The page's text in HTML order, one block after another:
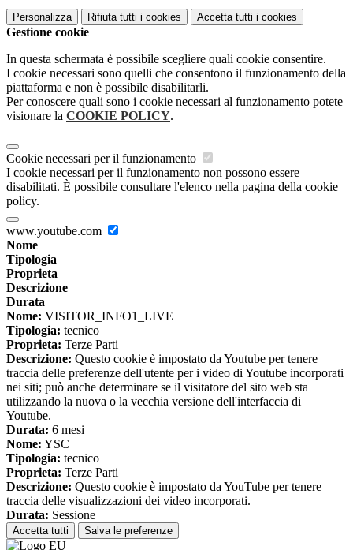
Personalizza Rifiuta tutti i cookies Accetta tutti i cookies
Gestione cookie
In questa schermata è possibile scegliere quali cookie consentire.
I cookie necessari sono quelli che consentono il funzionamento della
piattaforma e non è possibile disabilitarli.
Per conoscere quali sono i cookie necessari al funzionamento potete
visionare la COOKIE POLICY.
Cookie necessari per il funzionamento
I cookie necessari per il funzionamento non possono essere
disabilitati. È possibile consultare l'elenco nella pagina della cookie
policy.
www.youtube.com
Nome
Tipologia
Proprieta
Descrizione
Durata
Nome: VISITOR_INFO1_LIVE
Tipologia: tecnico
Proprieta: Terze Parti
Descrizione: Questo cookie è impostato da Youtube per tenere
traccia delle preferenze dell'utente per i video di Youtube incorporati
nei siti; può anche determinare se il visitatore del sito web sta
utilizzando la nuova o la vecchia versione dell'interfaccia di
Youtube.
Durata: 6 mesi
Nome: YSC
Tipologia: tecnico
Proprieta: Terze Parti
Descrizione: Questo cookie è impostato da YouTube per tenere
traccia delle visualizzazioni dei video incorporati.
Durata: Sessione
Accetta tutti Salva le preferenze